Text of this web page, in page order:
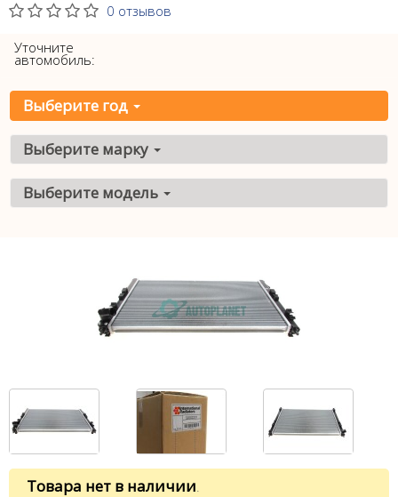
0 отзывов
Уточните
автомобиль:
Выберите год
Выберите марку
Выберите модель
Товара нет в наличии